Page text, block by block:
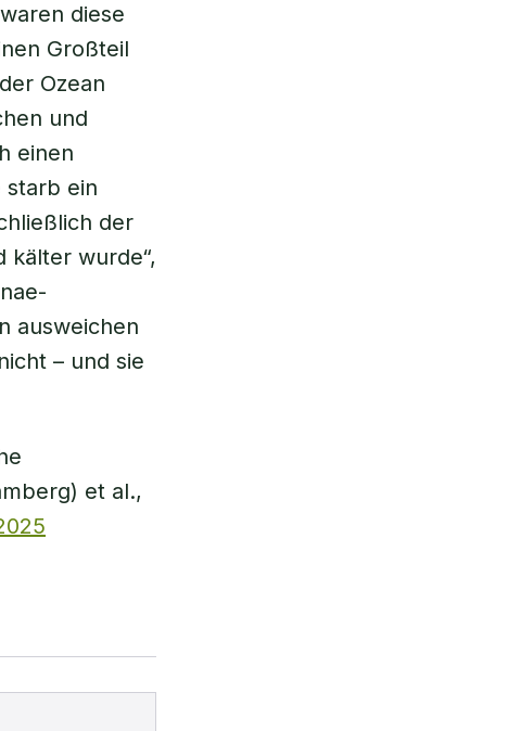
diese
Großteil
Ozean
und
einen
starb ein
der
kälter wurde“,
ausweichen
– und sie
et al.,